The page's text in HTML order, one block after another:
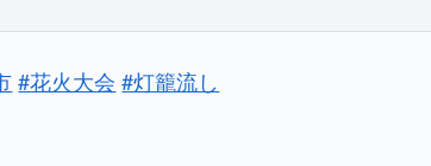
#花火大会 #灯籠流し